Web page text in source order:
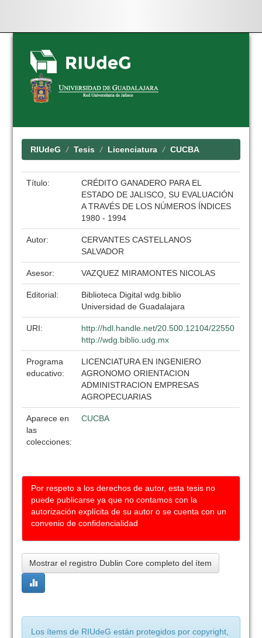
Skip
navigation
RIUdeG Tesis Licenciatura CUCBA
Título:
CRÉDITO GANADERO PARA EL
ESTADO DE JALISCO, SU EVALUACIÓN
A TRAVÉS DE LOS NÚMEROS ÍNDICES
1980 - 1994
Autor:
CERVANTES CASTELLANOS
SALVADOR
Asesor: VAZQUEZ MIRAMONTES NICOLAS
Editorial:
Biblioteca Digital wdg.biblio
Universidad de Guadalajara
URI:
http://hdl.handle.net/20.500.12104/22550
http://wdg.biblio.udg.mx
Programa
educativo:
LICENCIATURA EN INGENIERO
AGRONOMO ORIENTACION
ADMINISTRACION EMPRESAS
AGROPECUARIAS
Aparece en
las
colecciones:
CUCBA
Por respeto a los derechos de autor, esta tesis no
puede publicarse ya que no contamos con la
autorización explícita de su autor o se cuenta con un
convenio de confidencialidad
Mostrar el registro Dublin Core completo del ítem
Los ítems de RIUdeG están protegidos por copyright,